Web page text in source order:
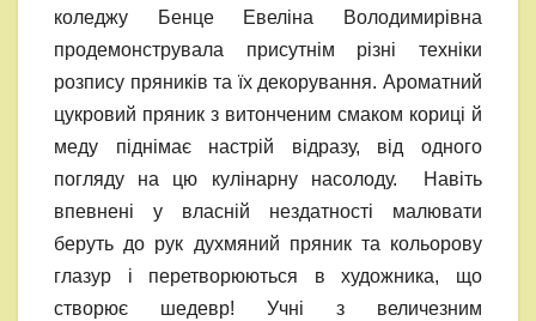
коледжу Бенце Евеліна Володимирівна
продемонструвала присутнім різні техніки
розпису пряників та їх декорування. Ароматний
цукровий пряник з витонченим смаком кориці й
меду піднімає настрій відразу, від одного
погляду на цю кулінарну насолоду. Навіть
впевнені у власній нездатності малювати
беруть до рук духмяний пряник та кольорову
глазур і перетворюються в художника, що
створює шедевр! Учні з величезним